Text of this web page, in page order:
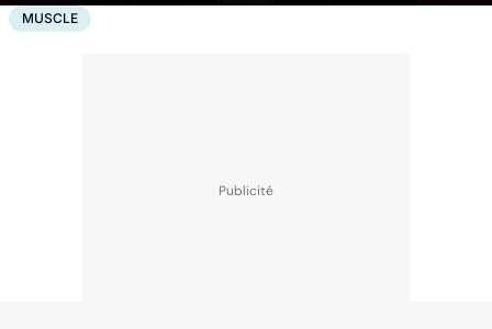
MUSCLE